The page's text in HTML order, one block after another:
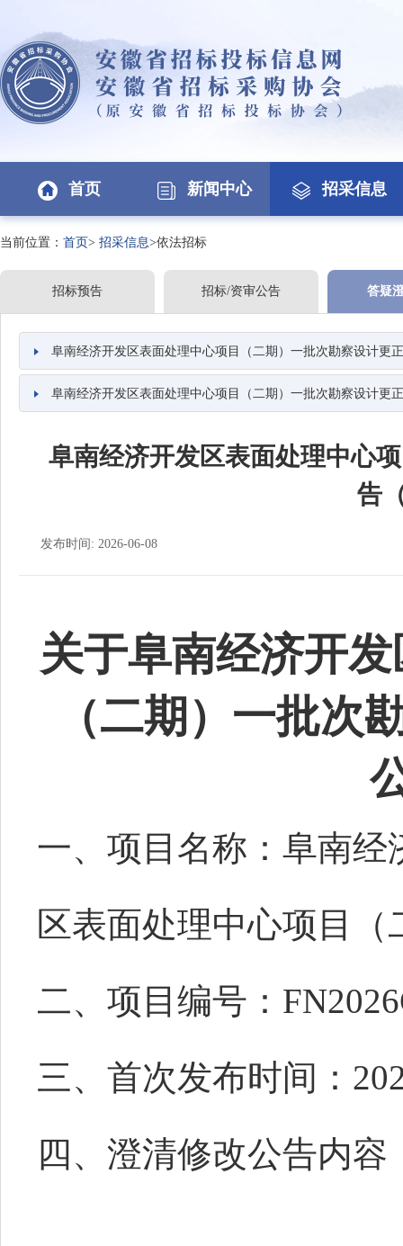
首页 新闻中心 招采信息
当前位置： 首页> 招采信息>依法招标
招标预告 招标/资审公告 答疑
阜南经济开发区表面处理中心项目（二期）一批次勘察设计更
阜南经济开发区表面处理中心项目（二期）一批次勘察设计更
阜南经济开发区表面处理中心
告
发布时间: 2026-06-08
关于阜南经济开
（二期）一批次
一、项目名称： 阜南经
区表面处理中心项目
二、项目编号：
三、首次发布时间：
四、澄清修改公告内容